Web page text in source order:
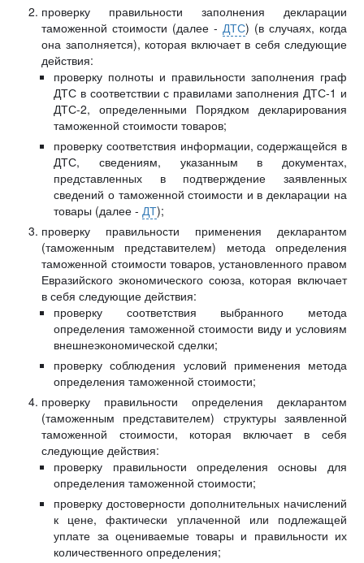
проверку правильности заполнения декларации
таможенной стоимости (далее - ДТС) (в случаях, когда
она заполняется), которая включает в себя следующие
действия:
проверку полноты и правильности заполнения граф
ДТС в соответствии с правилами заполнения ДТС-1 и
ДТС-2, определенными Порядком декларирования
таможенной стоимости товаров;
проверку соответствия информации, содержащейся в
ДТС, сведениям, указанным в документах,
представленных в подтверждение заявленных
сведений о таможенной стоимости и в декларации на
товары (далее -ДТ);
проверку правильности применения декларантом
(таможенным представителем) метода определения
таможенной стоимости товаров, установленного правом
Евразийского экономического союза, которая включает
в себя следующие действия:
проверку соответствия выбранного метода
определения таможенной стоимости виду и условиям
внешнеэкономической сделки;
проверку соблюдения условий применения метода
определения таможенной стоимости;
проверку правильности определения декларантом
(таможенным представителем) структуры заявленной
таможенной стоимости, которая включает в себя
следующие действия:
проверку правильности определения основы для
определения таможенной стоимости;
проверку достоверности дополнительных начислений
к цене, фактически уплаченной или подлежащей
уплате за оцениваемые товары и правильности их
количественного определения;